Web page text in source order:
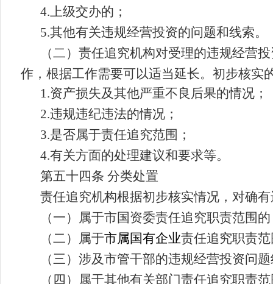
4.上级交办的；
5.其他有关违规经营投资的问题和线索。
（二）责任追究机构对受理的违规经营
作 ， 根据工作需要可以适当延长。初步核实
1.资产损失及其他严重不良后果的情况；
2.违规违纪违法的情况；
3.是否属于责任追究范围；
4.有关方面的处理建议和要求等。
第五十四条 分类处置
责任追究机构根据初步核实情况，对确
（一） 属于市国资委责任追究职责范围
（二） 属于市属国有企业责任追究职责
（三） 涉及市管干部的违规经营投资问
（ 四 ） 属于其他有关部门责任追究职责